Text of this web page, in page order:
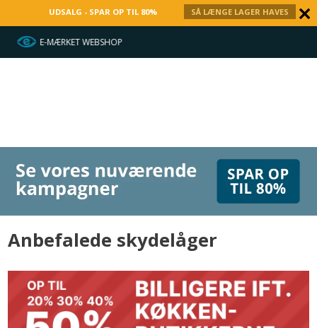
UDSALG - SPAR OP TIL 80% SÅ LÆNGE LAGER HAVES
Anbefalede skydelåger